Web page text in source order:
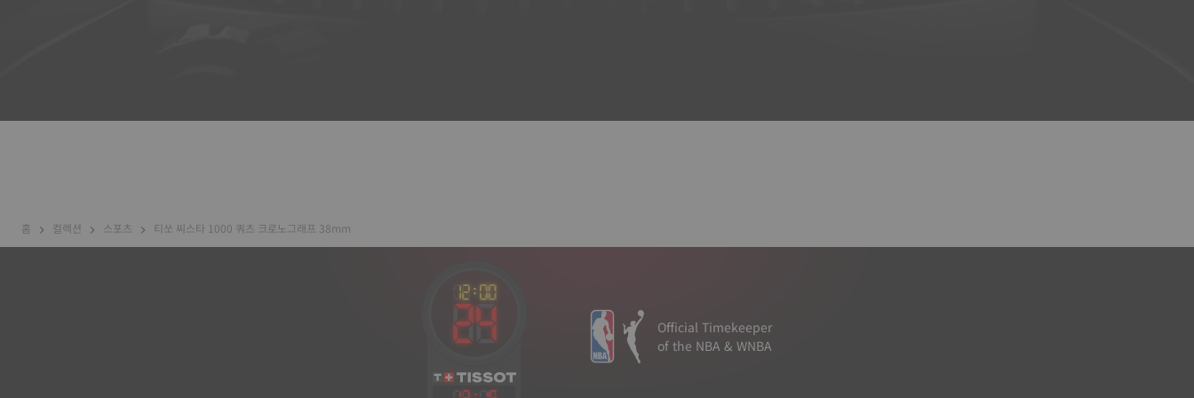
홈 컬렉션 스포츠 티쏘 씨스타 1000 쿼츠 크로노그래프 38mm
Official Timekeeper
of the NBA & WNBA